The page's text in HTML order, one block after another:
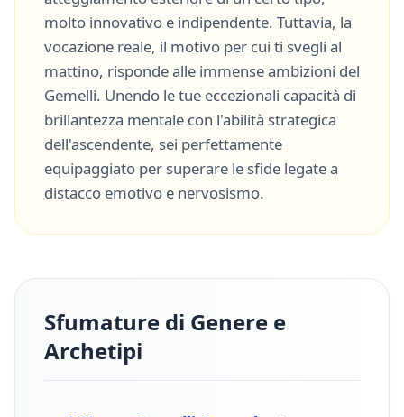
molto innovativo e indipendente. Tuttavia, la
vocazione reale, il motivo per cui ti svegli al
mattino, risponde alle immense ambizioni del
Gemelli. Unendo le tue eccezionali capacità di
brillantezza mentale con l'abilità strategica
dell'ascendente, sei perfettamente
equipaggiato per superare le sfide legate a
distacco emotivo e nervosismo.
Sfumature di Genere e
Archetipi